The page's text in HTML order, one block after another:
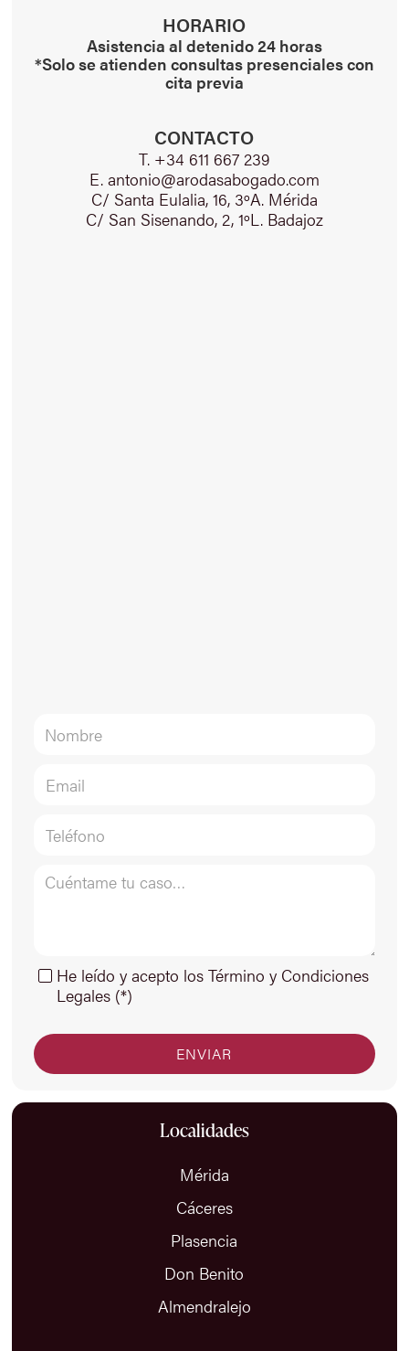
HORARIO
Asistencia al detenido 24 horas
*Solo se atienden consultas presenciales con
cita previa
CONTACTO
T. +34 611 667 239
E. antonio@arodasabogado.com
C/ Santa Eulalia, 16, 3ºA. Mérida
C/ San Sisenando, 2, 1ºL. Badajoz
He leído y acepto los Término y Condiciones
Legales (*)
Localidades
Mérida
Cáceres
Plasencia
Don Benito
Almendralejo